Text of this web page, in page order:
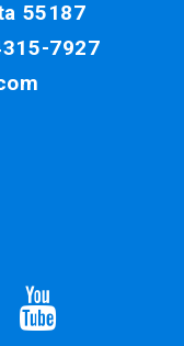
55187
7927